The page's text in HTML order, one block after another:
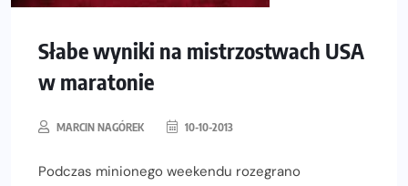
Słabe wyniki na mistrzostwach USA
w maratonie
MARCIN NAGÓREK 10-10-2013
Podczas minionego weekendu rozegrano